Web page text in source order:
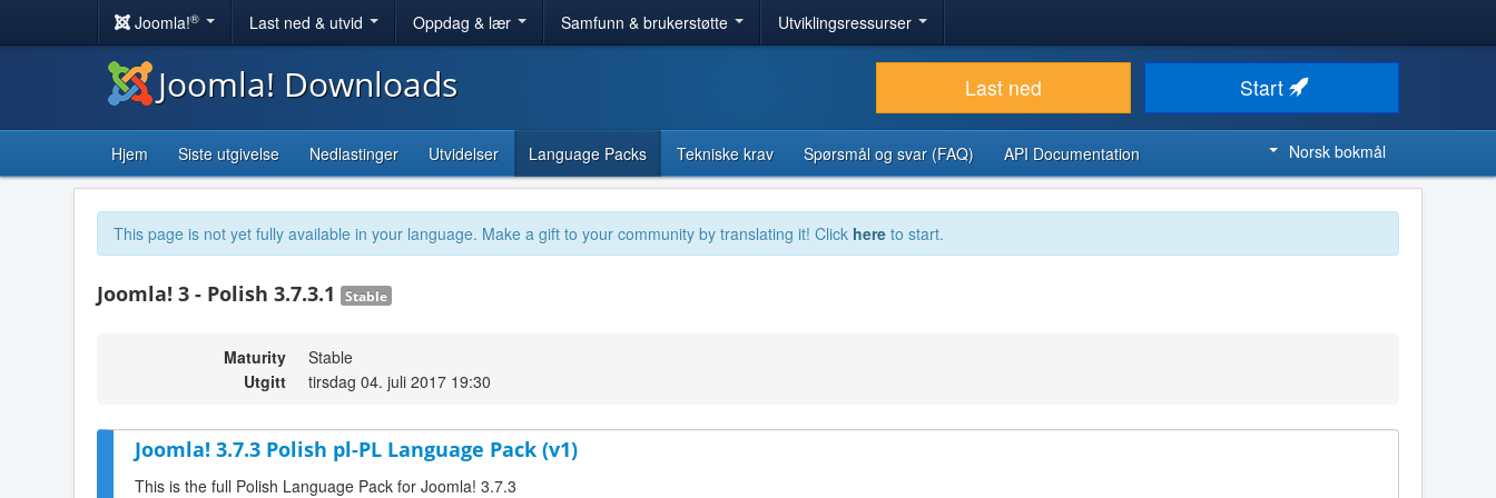
Joomla!® Last ned & utvid Oppdag & lær Samfunn & brukerstøtte Utviklingsressurser
Joomla! Downloads Last ned Start
Hjem Siste utgivelse Nedlastinger Utvidelser Language Packs Tekniske krav Spørsmål og svar (FAQ) API Documentation Norsk bokmål
This page is not yet fully available in your language. Make a gift to your community by translating it! Click here to start.
Joomla! 3 - Polish 3.7.3.1 Stable
Maturity
Stable
Utgitt
tirsdag 04. juli 2017 19:30
Joomla! 3.7.3 Polish pl-PL Language Pack (v1)
This is the full Polish Language Pack for Joomla! 3.7.3